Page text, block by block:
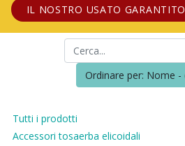
IL NOSTRO USATO GARANTITO
Ordinare per: Nome -
Tutti i prodotti
Accessori tosaerba elicoidali